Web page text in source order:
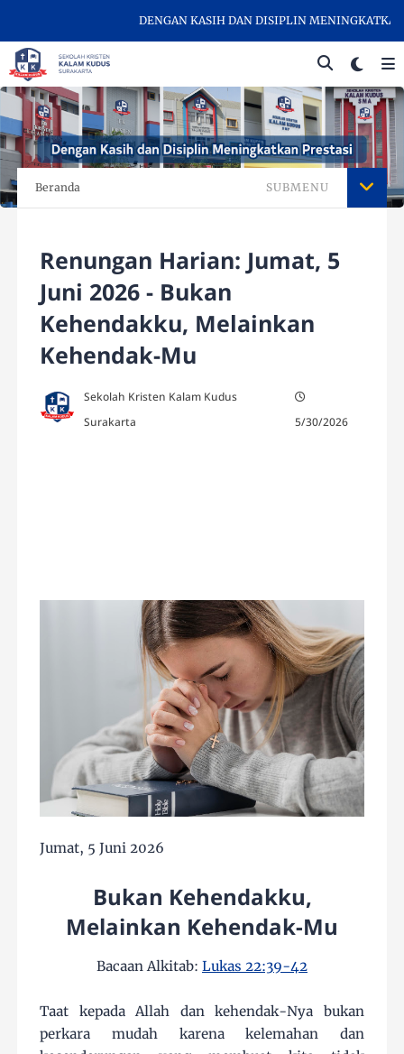
DENGAN KASIH DAN DISIPLIN MENINGKATKAN
Beranda SUBMENU
Renungan Harian: Jumat, 5
Juni 2026 - Bukan
Kehendakku, Melainkan
Kehendak-Mu
Sekolah Kristen Kalam Kudus
Surakarta
5/30/2026
Jumat, 5 Juni 2026
Bukan Kehendakku,
Melainkan Kehendak-Mu
Bacaan Alkitab: Lukas 22:39-42
Taat kepada Allah dan kehendak-Nya bukan
perkara mudah karena kelemahan dan